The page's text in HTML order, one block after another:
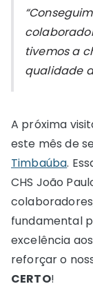
tivemos a
qualidade
A próxima
este mês de
Timbaúba.
CHS João
fundamental
excelência
reforçar o
CERTO!